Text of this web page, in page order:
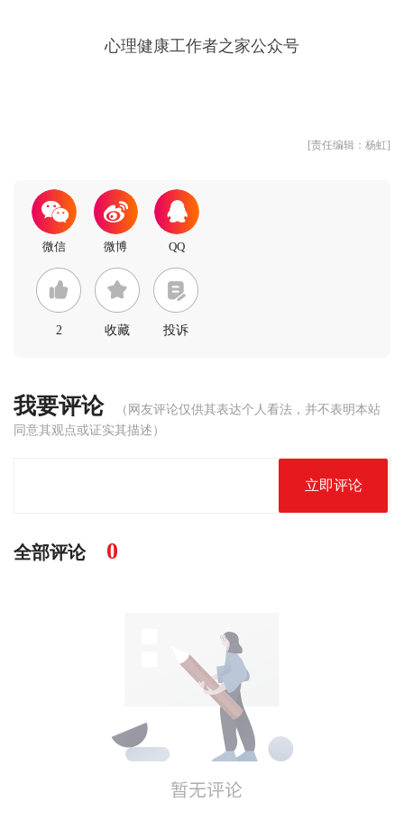
心理健康工作者之家公众号
[责任编辑：杨虹]
2 收藏 投诉
我要评论
（网友评论仅供其表达个人看法，并不表明本站
同意其观点或证实其描述）
立即评论
全部评论 0